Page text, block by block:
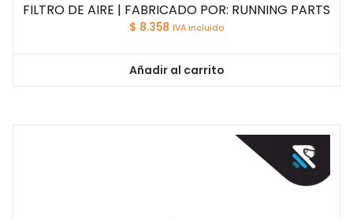
FILTRO DE AIRE | FABRICADO POR: RUNNING PARTS
$ 8.358 IVA incluido
Añadir al carrito